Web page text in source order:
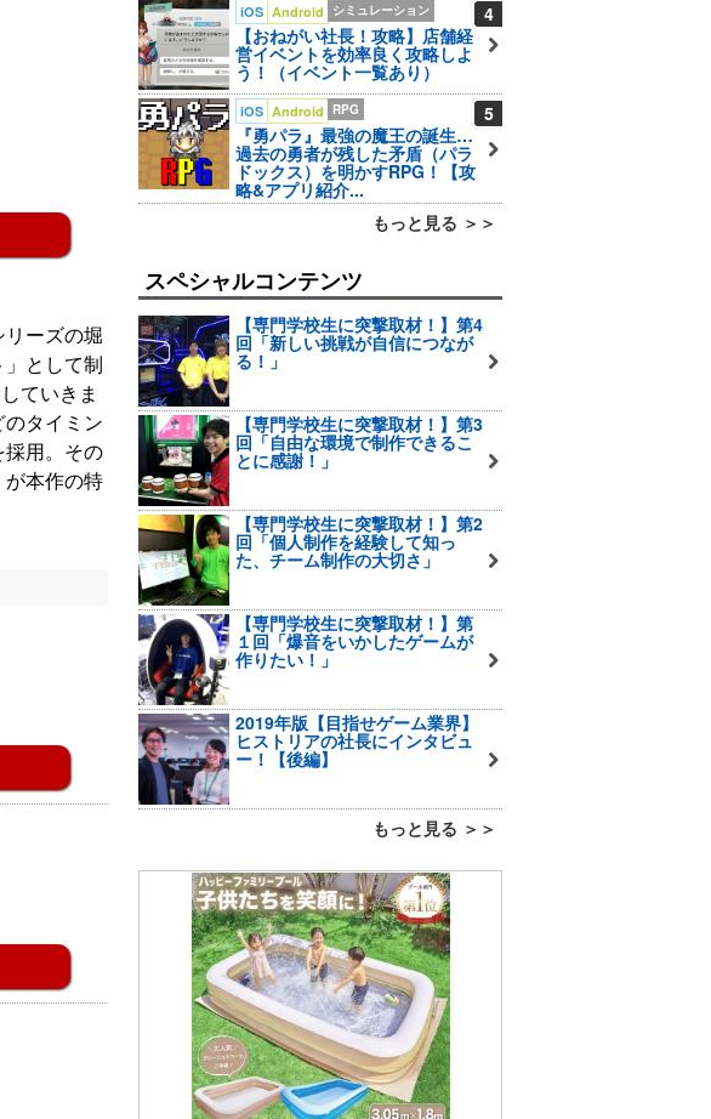
ーズの堀
として制
ていきま
タイミン
用。その
本作の特
4
iOS Android シミュレーション
【おねがい社長！攻略】店舗経
営イベントを効率良く攻略しよ
う！（イベント一覧あり）
5
iOS Android RPG
『勇パラ』最強の魔王の誕生…
過去の勇者が残した矛盾（パラ
ドックス）を明かすRPG！【攻
略&アプリ紹介...
もっと見る ＞＞
スペシャルコンテンツ
【専門学校生に突撃取材！】第4
回「新しい挑戦が自信につなが
る！」
【専門学校生に突撃取材！】第3
回「自由な環境で制作できるこ
とに感謝！」
【専門学校生に突撃取材！】第2
回「個人制作を経験して知っ
た、チーム制作の大切さ」
【専門学校生に突撃取材！】第
１回「爆音をいかしたゲームが
作りたい！」
2019年版【目指せゲーム業界】
ヒストリアの社長にインタビュ
ー！【後編】
もっと見る ＞＞